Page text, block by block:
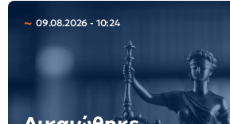
09.08.2026 - 10:24